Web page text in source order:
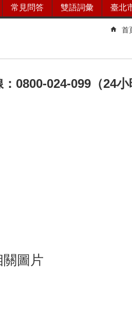
常見問答 雙語詞彙 臺北
首
0800-024-099（24
關圖片